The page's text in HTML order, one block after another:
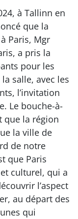
à Tallinn en
que la
Paris, Mgr
a pris la
pour les
salle, avec les
l’invitation
Le bouche-à-
que la région
la ville de
de notre
que Paris
culturel, qui a
l’aspect
au départ des
qui